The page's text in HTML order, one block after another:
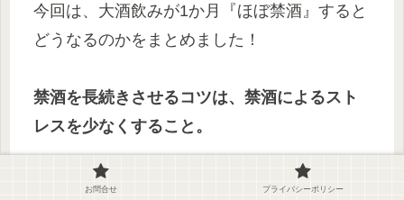
今回は、大酒飲みが1か月『ほぼ禁酒』すると
どうなるのかをまとめました！
禁酒を長続きさせるコツは、禁酒によるスト
レスを少なくすること。
酒呑みにとって酒を飲むというのは、「酒を
お問合せ プライバシーポリシー